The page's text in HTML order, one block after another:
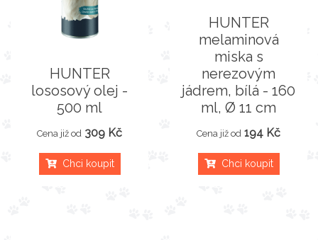
HUNTER
lososový olej -
500 ml
Cena již od 309 Kč
Chci koupit
HUNTER
melaminová
miska s
nerezovým
jádrem, bílá - 160
ml, Ø 11 cm
Cena již od 194 Kč
Chci koupit